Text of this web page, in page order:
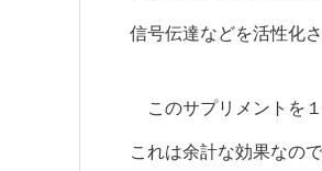
信号伝達などを活性化
このサプリメントを１
これは余計な効果なの